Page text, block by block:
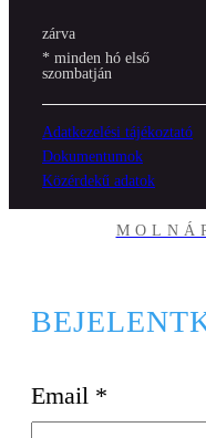
zárva
* minden hó első
szombatján
Adatkezelési tájékoztató
Dokumentumok
Közérdekű adatok
Email *